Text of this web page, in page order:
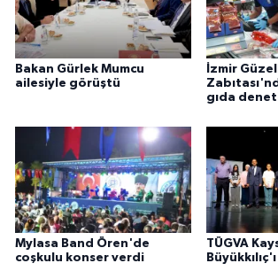
Bakan Gürlek Mumcu
ailesiyle görüştü
İzmir
gıda
Mylasa Band Ören'de
coşkulu konser verdi
TÜGVA